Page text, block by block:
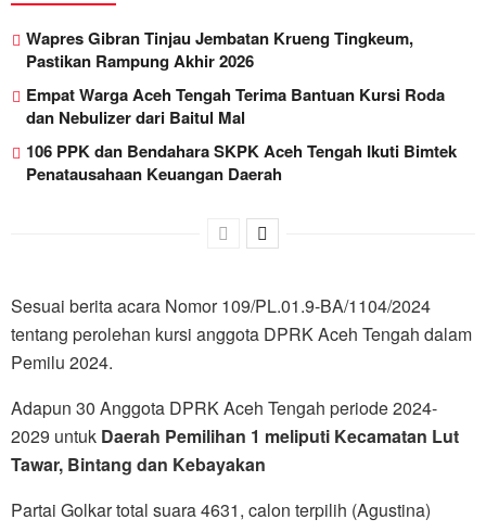
Wapres Gibran Tinjau Jembatan Krueng Tingkeum,
Pastikan Rampung Akhir 2026
Empat Warga Aceh Tengah Terima Bantuan Kursi Roda
dan Nebulizer dari Baitul Mal
106 PPK dan Bendahara SKPK Aceh Tengah Ikuti Bimtek
Penatausahaan Keuangan Daerah
Sesuai berita acara Nomor 109/PL.01.9-BA/1104/2024
tentang perolehan kursi anggota DPRK Aceh Tengah dalam
Pemilu 2024.
Adapun 30 Anggota DPRK Aceh Tengah periode 2024-
2029 untuk Daerah Pemilihan 1 meliputi Kecamatan Lut
Tawar, Bintang dan Kebayakan
Partai Golkar total suara 4631, calon terpilih (Agustina)